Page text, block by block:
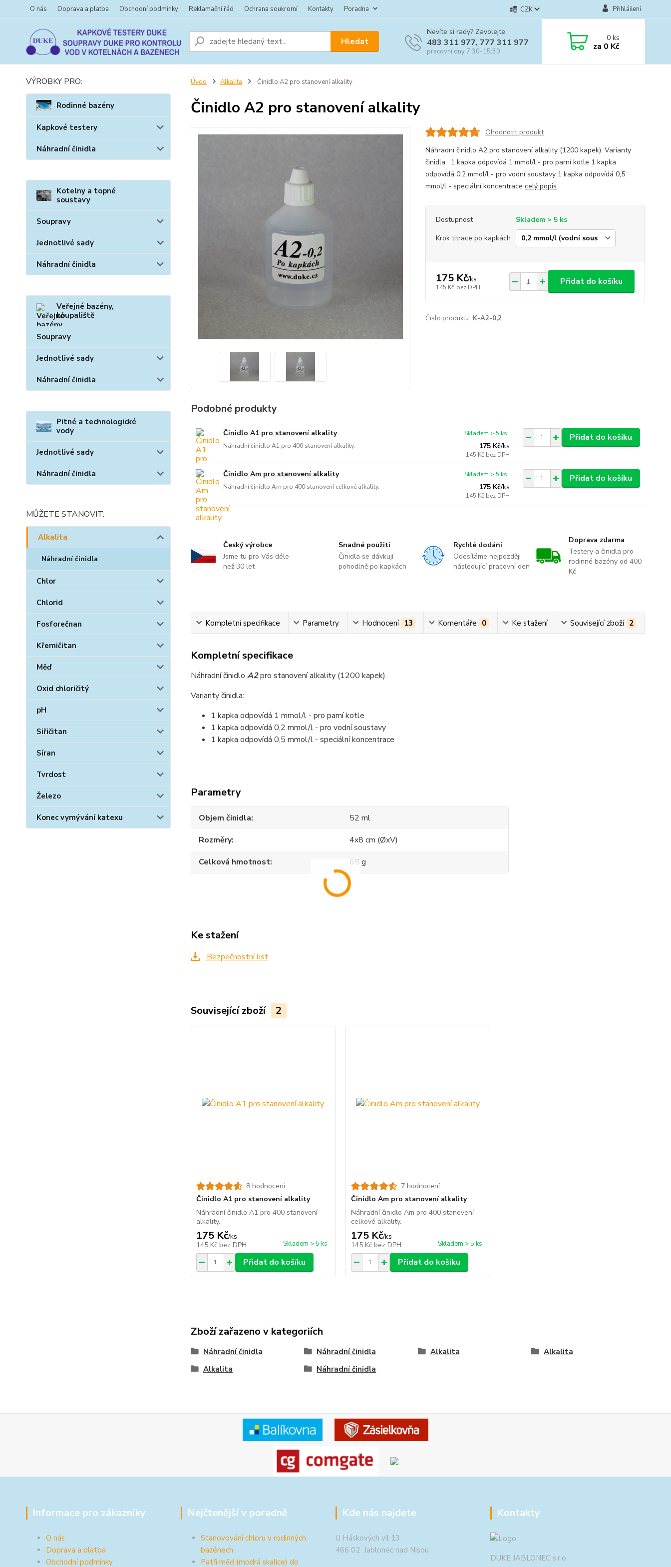
O nás Doprava a platba Obchodní podmínky Reklamační řád Ochrana soukromí Kontakty Poradna CZK Přihlášení
Hledat
Nevíte si rady? Zavolejte.
483 311 977, 777 311 977
pracovní dny 7:30-15:30
0ks
za 0 Kč
VÝROBKY PRO:
Rodinné bazény
Kapkové testery
Náhradní činidla
Kotelny a topné
soustavy
Soupravy
Jednotlivé sady
Náhradní činidla
Veřejné bazény,
koupaliště
Soupravy
Jednotlivé sady
Náhradní činidla
Pitné a technologické
vody
Jednotlivé sady
Náhradní činidla
MŮŽETE STANOVIT:
Alkalita
Náhradní činidla
Chlor
Chlorid
Fosforečnan
Křemičitan
Měď
Oxid chloričitý
pH
Siřičitan
Síran
Tvrdost
Železo
Konec vymývání katexu
Úvod Alkalita Činidlo A2 pro stanovení alkality
Činidlo A2 pro stanovení alkality
Ohodnotit produkt
Náhradní činidlo A2 pro stanovení alkality (1200 kapek). Varianty
činidla: 1 kapka odpovídá 1 mmol/l - pro parní kotle 1 kapka
odpovídá 0,2 mmol/l - pro vodní soustavy 1 kapka odpovídá 0,5
mmol/l - speciální koncentrace celý popis
Dostupnost
Skladem > 5 ks
Krok titrace po kapkách
175 Kč/ks
145 Kč bez DPH
Přidat do košíku
Číslo produktu: K-A2-0,2
Podobné produkty
Činidlo A1 pro stanovení alkality
Náhradní činidlo A1 pro 400 stanovení alkality. 175 Kč/ks
145 Kč bez DPH
Skladem > 5 ks Přidat do košíku
Činidlo Am pro stanovení alkality
Náhradní činidlo Am pro 400 stanovení celkové alkality. 175 Kč/ks
145 Kč bez DPH
Skladem > 5 ks Přidat do košíku
Český výrobce
Jsme tu pro Vás déle
než 30 let
Snadné použití
Činidla se dávkují
pohodlně po kapkách
Rychlé dodání
Odesíláme nejpozději
následující pracovní den
Doprava zdarma
Testery a činidla pro
rodinné bazény od 400
Kč
Kompletní specifikace Parametry Hodnocení 13 Komentáře 0 Ke stažení Související zboží 2
Kompletní specifikace
Náhradní činidlo A2pro stanovení alkality (1200 kapek).
Varianty činidla:
1 kapka odpovídá 1 mmol/l - pro parní kotle
1 kapka odpovídá 0,2 mmol/l - pro vodní soustavy
1 kapka odpovídá 0,5 mmol/l - speciální koncentrace
Parametry
Objem činidla
52 ml
Rozměry
4x8 cm (ØxV)
Celková hmotnost
65 g
Ke stažení
Bezpečnostní list
Související zboží 2
8 hodnocení
Činidlo A1 pro stanovení alkality
Náhradní činidlo A1 pro 400 stanovení
alkality.
175 Kč/ks
145 Kč bez DPH Skladem > 5 ks
Přidat do košíku
7 hodnocení
Činidlo Am pro stanovení alkality
Náhradní činidlo Am pro 400 stanovení
celkové alkality.
175 Kč/ks
145 Kč bez DPH Skladem > 5 ks
Přidat do košíku
Zboží zařazeno v kategoriích
Náhradní činidla Náhradní činidla Alkalita
Alkalita
Alkalita
Náhradní činidla
Informace pro zákazníky
O nás
Doprava a platba
Obchodní podmínky
Nejčtenější v poradně
Stanovování chloru v rodinných
bazénech
Patří měď (modrá skalice) do
Kde nás najdete
U Háskových vil 13
466 02 Jablonec nad Nisou
Kontakty
DUKE JABLONEC s.r.o.